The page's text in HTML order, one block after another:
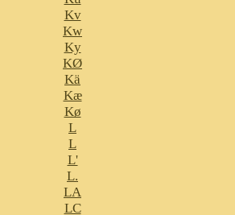
Kv
Kw
Ky
KØ
Kä
Kæ
Kø
L
L
L'
L.
LA
LC